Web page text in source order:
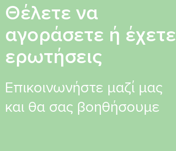
Θέλετε να
αγοράσετε ή έχετε
ερωτήσεις
Επικοινωνήστε μαζί μας
και θα σας βοηθήσουμε